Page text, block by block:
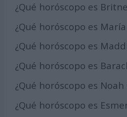
¿Qué horóscopo es
¿Qué horóscopo es
¿Qué horóscopo es
¿Qué horóscopo es
¿Qué horóscopo es Noah
¿Qué horóscopo es